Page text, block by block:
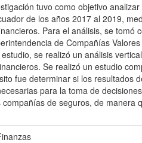
tuvo como objetivo
de los años 2017 al 2019,
Para el análisis, se
de Compañías
se realizó un análisis
Se realizó un estudio
fue determinar si los resultados
para la toma de
de seguros, de